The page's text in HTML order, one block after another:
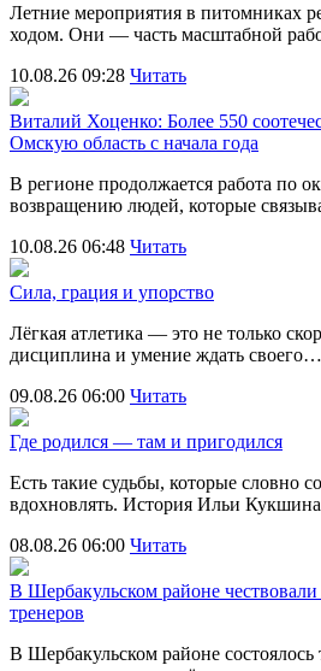
Летние мероприятия в питомниках
ходом. Они — часть масштабной
10.08.26 09:28 Читать
Виталий Хоценко: Более 550
Омскую область с начала года
В регионе продолжается работа по
возвращению людей, которые
10.08.26 06:48 Читать
Сила, грация и упорство
Лёгкая атлетика — это не только
дисциплина и умение ждать своего…
09.08.26 06:00 Читать
Где родился — там и пригодился
Есть такие судьбы, которые словно
вдохновлять. История Ильи
08.08.26 06:00 Читать
В Шербакульском районе
тренеров
В Шербакульском районе состоялось